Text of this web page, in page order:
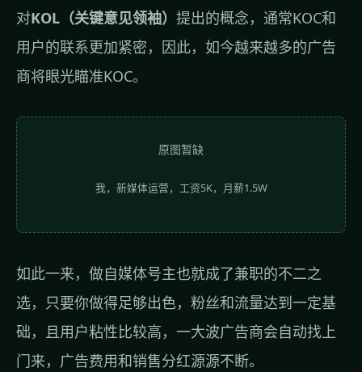
对KOL（关键意见领袖） 提出的概念，通常KOC和
用户的联系更加紧密，因此，如今越来越多的广告
商将眼光瞄准KOC。
原图暂缺
我，新媒体运营，工资5K，月薪1.5W
如此一来，做自媒体号主也就成了兼职的不二之
选，只要你做得足够出色，粉丝和流量达到一定基
础，且用户粘性比较高，一大波广告商会自动找上
门来，广告费用和销售分红源源不断。